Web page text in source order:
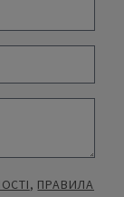
, ПРАВИЛА